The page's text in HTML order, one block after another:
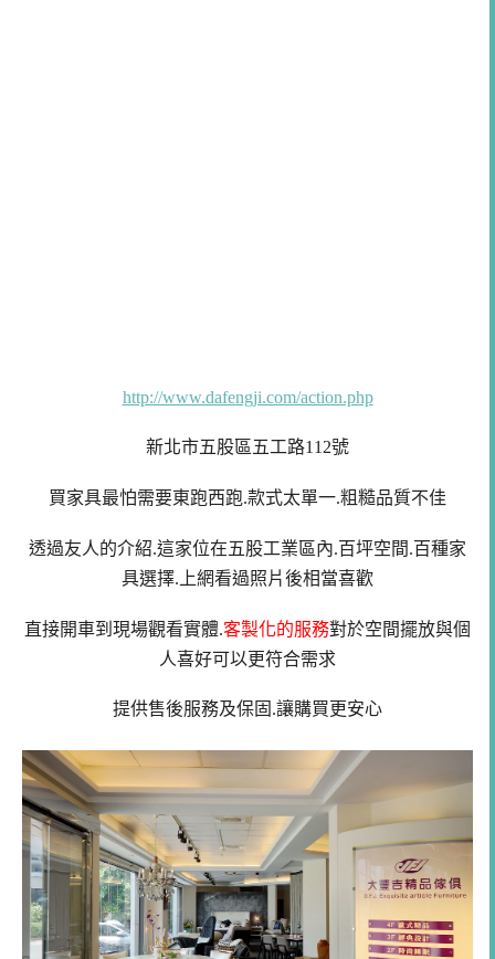
http://www.dafengji.com/action.php
新北市五股區五工路112號
買家具最怕需要東跑西跑.款式太單一.粗糙品質不佳
透過友人的介紹.這家位在五股工業區內.百坪空間.百種家
具選擇.上網看過照片後相當喜歡
直接開車到現場觀看實體.客製化的服務對於空間擺放與個
人喜好可以更符合需求
提供售後服務及保固.讓購買更安心